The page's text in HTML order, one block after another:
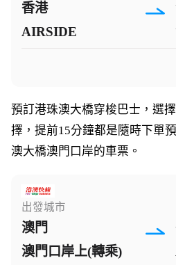
香港
AIRSIDE
預訂港珠澳大橋穿梭巴士，選
擇，提前15分鐘都是隨時下單
澳大橋澳門口岸的車票。
出發城市
澳門
澳門口岸上(轉乘)